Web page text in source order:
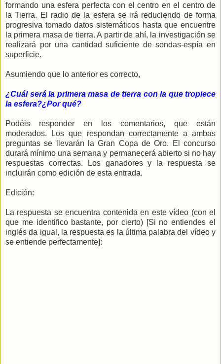
formando una esfera perfecta con el centro en el centro de
la Tierra. El radio de la esfera se irá reduciendo de forma
progresiva tomado datos sistemáticos hasta que encuentre
la primera masa de tierra. A partir de ahí, la investigación se
realizará por una cantidad suficiente de sondas-espía en
superficie.
Asumiendo que lo anterior es correcto,
¿Cuál será la primera masa de tierra con la que tropiece
la esfera?¿Por qué?
Podéis responder en los comentarios, que están
moderados. Los que respondan correctamente a ambas
preguntas se llevarán la Gran Copa de Oro. El concurso
durará mínimo una semana y permanecerá abierto si no hay
respuestas correctas. Los ganadores y la respuesta se
incluirán como edición de esta entrada.
Edición:
La respuesta se encuentra contenida en este vídeo (con el
que me identifico bastante, por cierto) [Si no entiendes el
inglés da igual, la respuesta es la última palabra del vídeo y
se entiende perfectamente]: